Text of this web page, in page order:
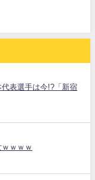
表選手は今!?「新宿
ｗｗｗｗ